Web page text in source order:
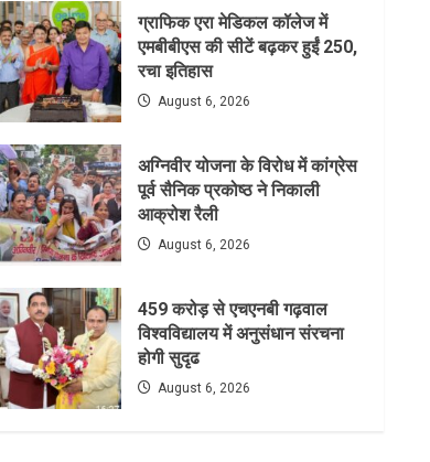
ग्राफिक एरा मेडिकल कॉलेज में
एमबीबीएस की सीटें बढ़कर हुईं 250,
रचा इतिहास
August 6, 2026
अग्निवीर योजना के विरोध में कांग्रेस
पूर्व सैनिक प्रकोष्ठ ने निकाली
आक्रोश रैली
August 6, 2026
459 करोड़ से एचएनबी गढ़वाल
विश्वविद्यालय में अनुसंधान संरचना
होगी सुदृढ
August 6, 2026